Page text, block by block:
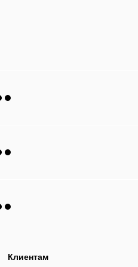
Клиентам